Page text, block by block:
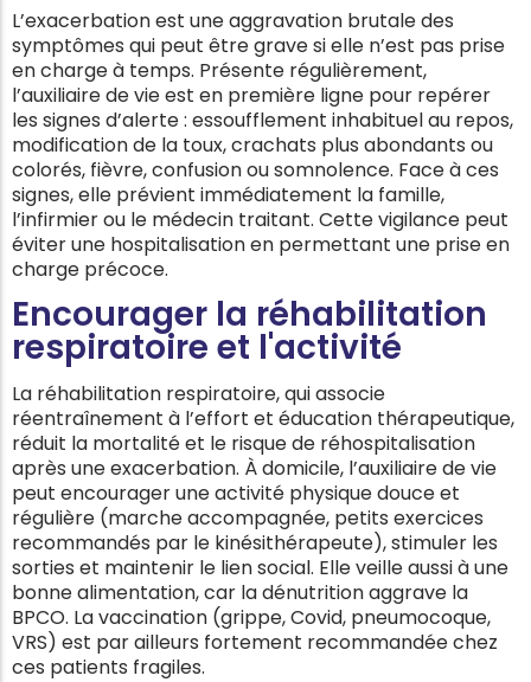
L’exacerbation est une aggravation brutale des
symptômes qui peut être grave si elle n’est pas prise
en charge à temps. Présente régulièrement,
l’auxiliaire de vie est en première ligne pour repérer
les signes d’alerte : essoufflement inhabituel au repos,
modification de la toux, crachats plus abondants ou
colorés, fièvre, confusion ou somnolence. Face à ces
signes, elle prévient immédiatement la famille,
l’infirmier ou le médecin traitant. Cette vigilance peut
éviter une hospitalisation en permettant une prise en
charge précoce.
Encourager la réhabilitation
respiratoire et l'activité
La réhabilitation respiratoire, qui associe
réentraînement à l’effort et éducation thérapeutique,
réduit la mortalité et le risque de réhospitalisation
après une exacerbation. À domicile, l’auxiliaire de vie
peut encourager une activité physique douce et
régulière (marche accompagnée, petits exercices
recommandés par le kinésithérapeute), stimuler les
sorties et maintenir le lien social. Elle veille aussi à une
bonne alimentation, car la dénutrition aggrave la
BPCO. La vaccination (grippe, Covid, pneumocoque,
VRS) est par ailleurs fortement recommandée chez
ces patients fragiles.